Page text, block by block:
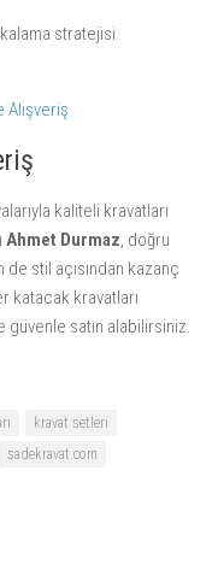
stratejisi
Alışveriş
kaliteli kravatları
Ahmet Durmaz , doğru
stil açısından kazanç
katacak kravatları
satın alabilirsiniz.
kravat setleri
sadekravat.com